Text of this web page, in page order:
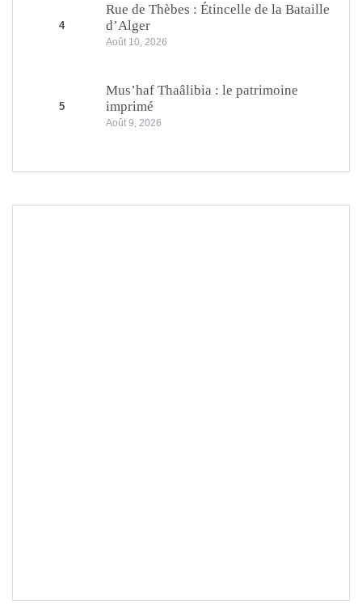
4
Rue de Thèbes : Étincelle de la Bataille
d’Alger
Août 10, 2026
5
Mus’haf Thaâlibia : le patrimoine
imprimé
Août 9, 2026